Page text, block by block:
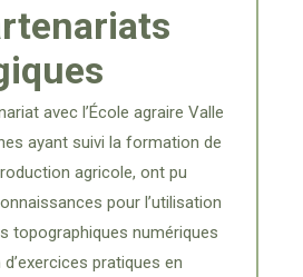
avec l’École agraire Valle
ayant suivi la formation de
agricole, ont pu
pour l’utilisation
topographiques numériques
pratiques en